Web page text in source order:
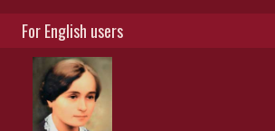
For English users